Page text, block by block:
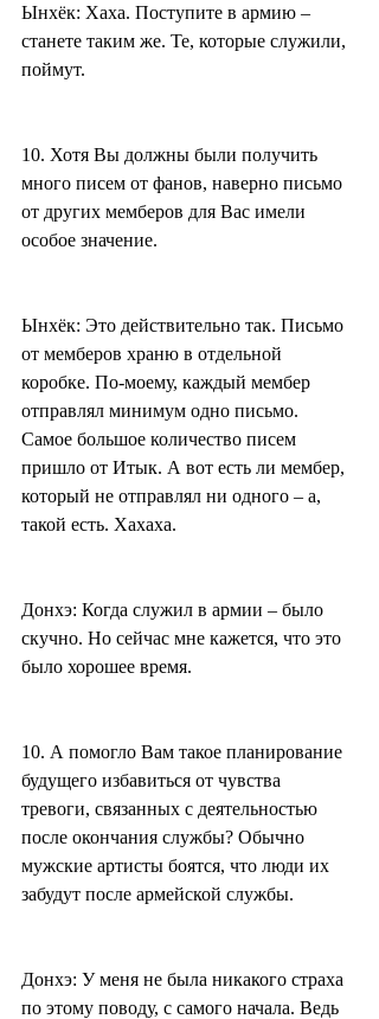
Ынхёк: Хаха. Поступите в армию –
станете таким же. Те, которые служили,
поймут.
10. Хотя Вы должны были получить
много писем от фанов, наверно письмо
от других мемберов для Вас имели
особое значение.
Ынхёк: Это действительно так. Письмо
от мемберов храню в отдельной
коробке. По-моему, каждый мембер
отправлял минимум одно письмо.
Самое большое количество писем
пришло от Итык. А вот есть ли мембер,
который не отправлял ни одного – а,
такой есть. Хахаха.
Донхэ: Когда служил в армии – было
скучно. Но сейчас мне кажется, что это
было хорошее время.
10. А помогло Вам такое планирование
будущего избавиться от чувства
тревоги, связанных с деятельностью
после окончания службы? Обычно
мужские артисты боятся, что люди их
забудут после армейской службы.
Донхэ: У меня не была никакого страха
по этому поводу, с самого начала. Ведь